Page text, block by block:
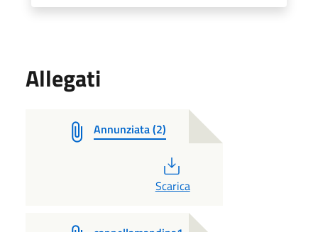
Allegati
Annunziata (2)
Scarica